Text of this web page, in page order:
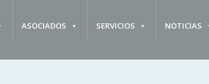
ASOCIADOS SERVICIOS NOTICIAS